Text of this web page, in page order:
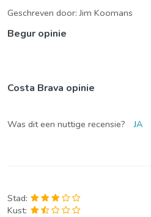
Geschreven door:Jim Koomans
Begur opinie
Costa Brava opinie
Was dit een nuttige recensie? JA
Stad:
Kust: